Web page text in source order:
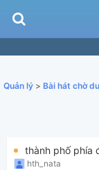
Tìm theo
Quản lý > Bài hát chờ
thành phố phía
hth_nata